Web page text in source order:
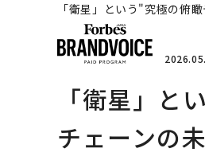
「衛星」という"究極の俯
「衛星」と
チェーンの